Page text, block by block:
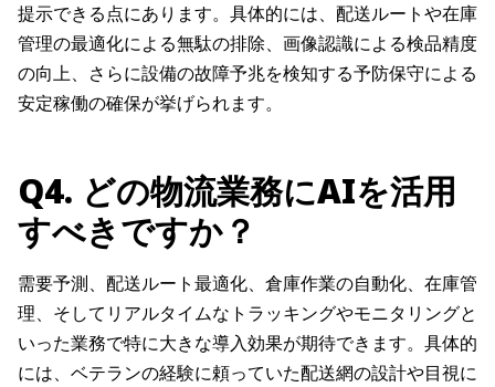
提示できる点にあります。具体的には、配送ルートや在庫
管理の最適化による無駄の排除、画像認識による検品精度
の向上、さらに設備の故障予兆を検知する予防保守による
安定稼働の確保が挙げられます。
Q4. どの物流業務にAIを活用
すべきですか？
需要予測、配送ルート最適化、倉庫作業の自動化、在庫管
理、そしてリアルタイムなトラッキングやモニタリングと
いった業務で特に大きな導入効果が期待できます。具体的
には、ベテランの経験に頼っていた配送網の設計や目視に